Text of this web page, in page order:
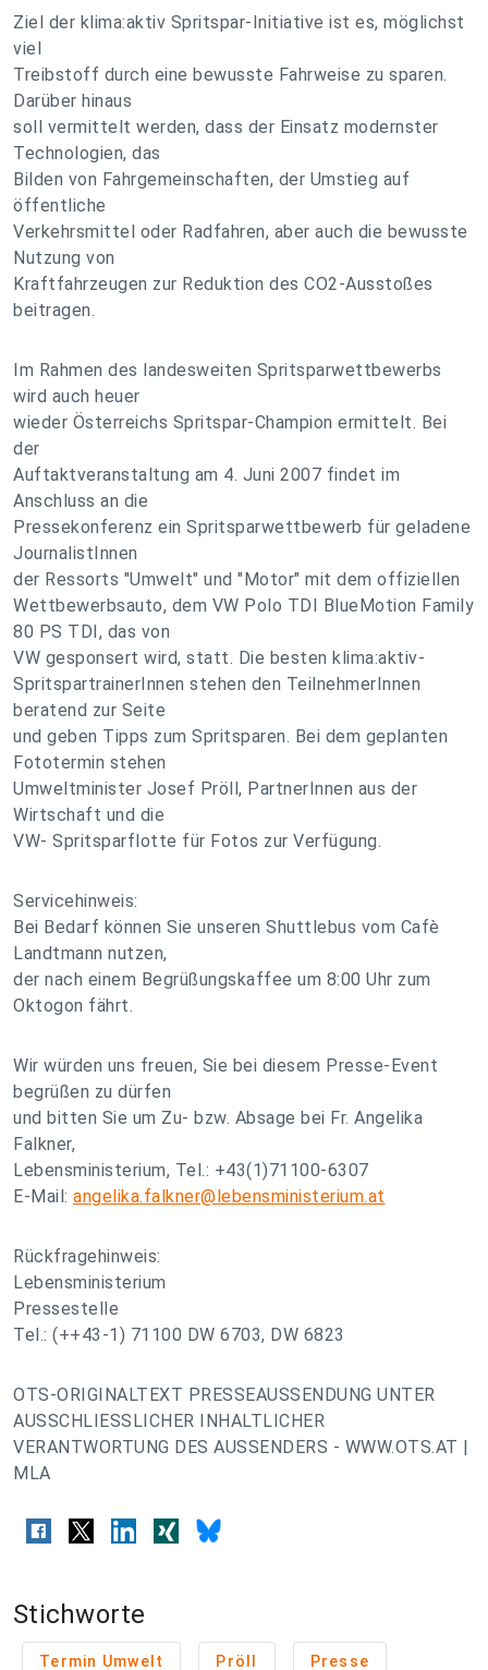
Ziel der klima:aktiv Spritspar-Initiative ist es, möglichst
viel
Treibstoff durch eine bewusste Fahrweise zu sparen.
Darüber hinaus
soll vermittelt werden, dass der Einsatz modernster
Technologien, das
Bilden von Fahrgemeinschaften, der Umstieg auf
öffentliche
Verkehrsmittel oder Radfahren, aber auch die bewusste
Nutzung von
Kraftfahrzeugen zur Reduktion des CO2-Ausstoßes
beitragen.
Im Rahmen des landesweiten Spritsparwettbewerbs
wird auch heuer
wieder Österreichs Spritspar-Champion ermittelt. Bei
der
Auftaktveranstaltung am 4. Juni 2007 findet im
Anschluss an die
Pressekonferenz ein Spritsparwettbewerb für geladene
JournalistInnen
der Ressorts "Umwelt" und "Motor" mit dem offiziellen
Wettbewerbsauto, dem VW Polo TDI BlueMotion Family
80 PS TDI, das von
VW gesponsert wird, statt. Die besten klima:aktiv-
SpritspartrainerInnen stehen den TeilnehmerInnen
beratend zur Seite
und geben Tipps zum Spritsparen. Bei dem geplanten
Fototermin stehen
Umweltminister Josef Pröll, PartnerInnen aus der
Wirtschaft und die
VW- Spritsparflotte für Fotos zur Verfügung.
Servicehinweis:
Bei Bedarf können Sie unseren Shuttlebus vom Cafè
Landtmann nutzen,
der nach einem Begrüßungskaffee um 8:00 Uhr zum
Oktogon fährt.
Wir würden uns freuen, Sie bei diesem Presse-Event
begrüßen zu dürfen
und bitten Sie um Zu- bzw. Absage bei Fr. Angelika
Falkner,
Lebensministerium, Tel.: +43(1)71100-6307
E-Mail: angelika.falkner@lebensministerium.at
Rückfragehinweis:
Lebensministerium
Pressestelle
Tel.: (++43-1) 71100 DW 6703, DW 6823
OTS-ORIGINALTEXT PRESSEAUSSENDUNG UNTER
AUSSCHLIESSLICHER INHALTLICHER
VERANTWORTUNG DES AUSSENDERS - WWW.OTS.AT |
MLA
Stichworte
Termin Umwelt Pröll Presse